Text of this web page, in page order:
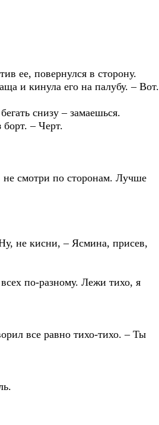
ее, повернулся в сторону.
и кинула его на палубу. – Вот.
снизу – замаешься.
– Черт.
не смотри по сторонам. Лучше
не кисни, – Ясмина, присев,
по-разному. Лежи тихо, я
все равно тихо-тихо. – Ты